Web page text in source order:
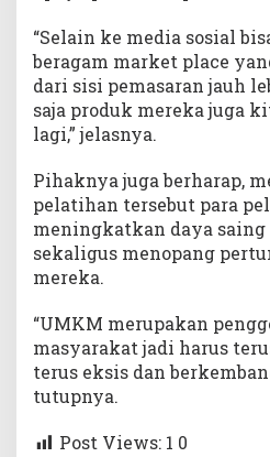
“Selain ke media sosial
beragam market place
dari sisi pemasaran jauh
saja produk mereka juga
lagi,” jelasnya.
Pihaknya juga berharap,
pelatihan tersebut para
meningkatkan daya
sekaligus menopang
mereka.
“UMKM merupakan
masyarakat jadi harus
terus eksis dan
tutupnya.
Post Views: 1 0